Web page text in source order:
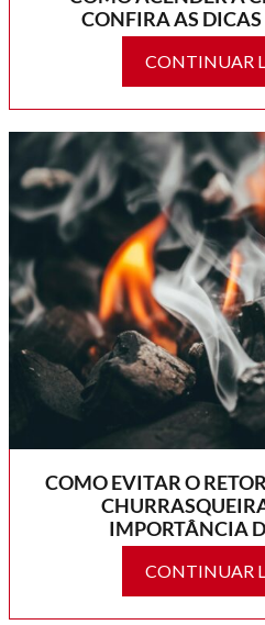
CONFIRA AS
CONTINUAR
COMO EVITAR O
IMPORTÂNCIA
CONTINUAR